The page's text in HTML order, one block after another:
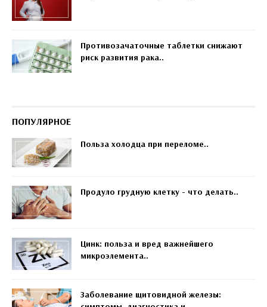
Противозачаточные таблетки снижают
риск развития рака..
ПОПУЛЯРНОЕ
Польза холодца при переломе..
Продуло грудную клетку - что делать..
Цинк: польза и вред важнейшего
микроэлемента..
Заболевание щитовидной железы: